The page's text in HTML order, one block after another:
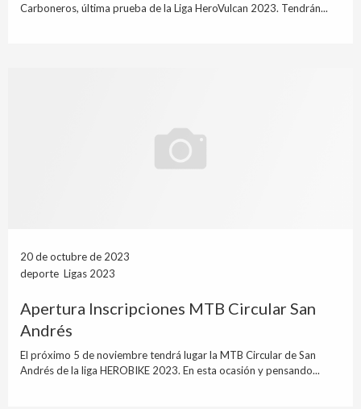
Carboneros, última prueba de la Liga HeroVulcan 2023. Tendrán...
20 de octubre de 2023
deporte Ligas 2023
Apertura Inscripciones MTB Circular San
Andrés
El próximo 5 de noviembre tendrá lugar la MTB Circular de San
Andrés de la liga HEROBIKE 2023. En esta ocasión y pensando...